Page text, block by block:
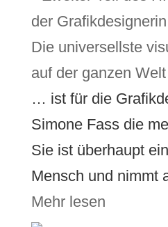
Die universellste
auf der ganzen
… ist für die
Simone Fass die
Sie ist überhaupt
Mensch und nimmt
Mehr lesen